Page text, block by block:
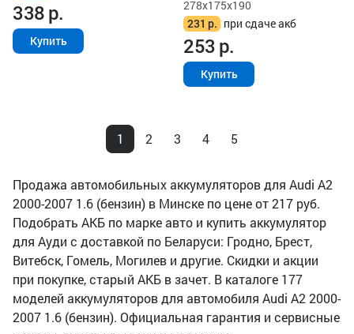
338р.
Купить
278x175x190
231 р. при сдаче акб
253р.
Купить
1 2 3 4 5
Продажа автомобильных аккумуляторов для Audi A2
2000-2007 1.6 (бензин) в Минске по цене от 217 руб.
Подобрать АКБ по марке авто и купить аккумулятор
для Ауди с доставкой по Беларуси: Гродно, Брест,
Витебск, Гомель, Могилев и другие. Скидки и акции
при покупке, старый АКБ в зачет. В каталоге 177
моделей аккумуляторов для автомобиля Audi A2 2000-
2007 1.6 (бензин). Официальная гарантия и сервисные